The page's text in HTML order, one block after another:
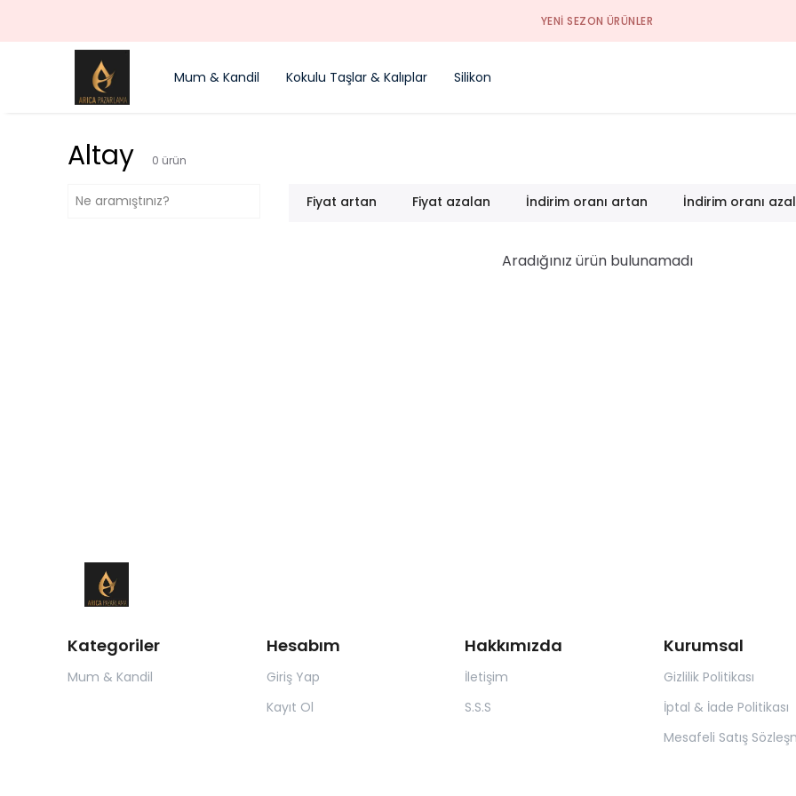
YENI SEZON ÜRÜNLER
Mum & Kandil Kokulu Taşlar & Kalıplar Silikon
Altay 0 ürün
Fiyat artan Fiyat azalan İndirim oranı artan İndirim oranı
Aradığınız ürün bulunamadı
Kategoriler
Mum & Kandil
Hesabım
Giriş Yap
Kayıt Ol
Hakkımızda
İletişim
S.S.S
Kurumsal
Gizlilik Politikası
İptal & İade Politikası
Mesafeli Satış